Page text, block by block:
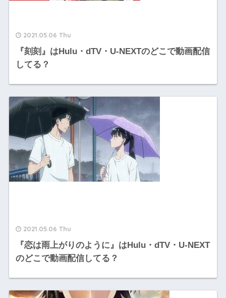
2021.05.06 Thu
『刻刻』はHulu・dTV・U-NEXTのどこで動画配信
してる？
2021.05.06 Thu
『恋は雨上がりのように』はHulu・dTV・U-NEXT
のどこで動画配信してる？